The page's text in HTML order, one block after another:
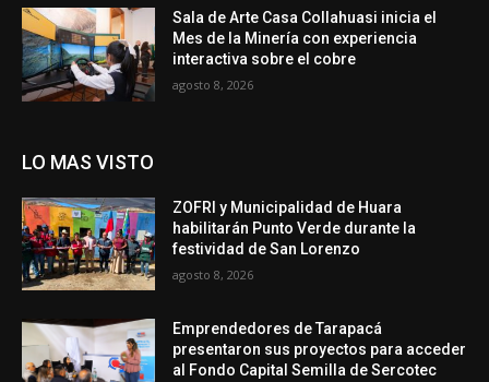
Sala de Arte Casa Collahuasi inicia el
Mes de la Minería con experiencia
interactiva sobre el cobre
agosto 8, 2026
LO MAS VISTO
ZOFRI y Municipalidad de Huara
habilitarán Punto Verde durante la
festividad de San Lorenzo
agosto 8, 2026
Emprendedores de Tarapacá
presentaron sus proyectos para acceder
al Fondo Capital Semilla de Sercotec